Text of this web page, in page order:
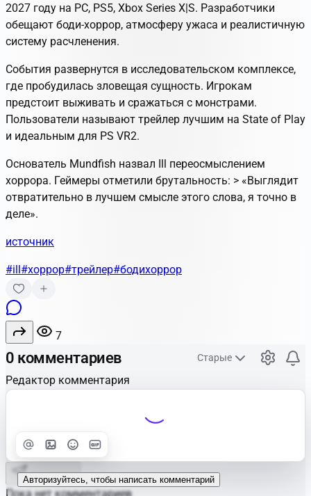
2027 году на PC, PS5, Xbox Series X|S. Разработчики
обещают боди-хоррор, атмосферу ужаса и реалистичную
систему расчленения.
События развернутся в исследовательском комплексе,
где пробудилась зловещая сущность. Игрокам
предстоит выживать и сражаться с монстрами.
Пользователи называют трейлер лучшим на State of Play
и идеальным для PS VR2.
Основатель Mundfish назвал Ill переосмыслением
хоррора. Геймеры отметили брутальность: > «Выглядит
отвратительно в лучшем смысле этого слова, я точно в
деле».
источник
#ill#хоррор#трейлер#бодихоррор
7
0 комментариев Старые
Редактор комментария
Улучшить
Авторизуйтесь, чтобы написать комментарий
Отправить